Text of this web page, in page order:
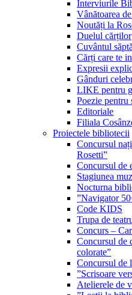
Interviurile
Vânătoarea
Noutăți la
Duelul cărților
Cuvântul
Cărți care te
Expresii
Gânduri
LIKE pentru
Poezie pentru
Editoriale
Filiala
Proiectele bibliotecii
Concursul
Rosetti”
Concursul de
Stagiunea
Nocturna
”Navigator
Code KIDS
Trupa de
Concurs –
Concursul de
colorate”
Concursul de
”Scrisoare
Atelierele de